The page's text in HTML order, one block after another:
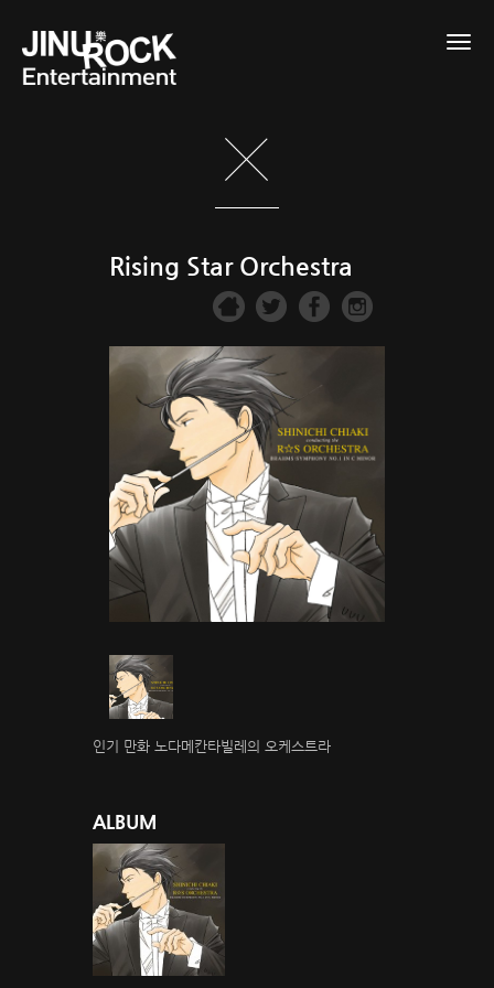
Rising Star Orchestra
인기 만화 노다메칸타빌레의 오케스트라
ALBUM